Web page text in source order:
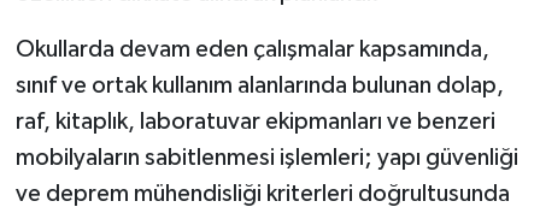
Okullarda devam eden çalışmalar kapsamında,
sınıf ve ortak kullanım alanlarında bulunan dolap,
raf, kitaplık, laboratuvar ekipmanları ve benzeri
mobilyaların sabitlenmesi işlemleri; yapı güvenliği
ve deprem mühendisliği kriterleri doğrultusunda